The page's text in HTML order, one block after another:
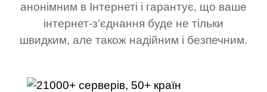
анонімним в Інтернеті і гарантує, що ваше
інтернет-з’єднання буде не тільки
швидким, але також надійним і безпечним.